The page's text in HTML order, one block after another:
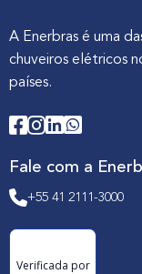
A Enerbras é uma
chuveiros elétricos
países.
Fale com a
+55 41 2111-3000
Verificada por